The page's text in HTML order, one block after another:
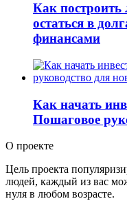
Как
остаться в
финансами
Как начать
Пошаговое
О проекте
Цель проекта
людей, каждый из вас
нуля в любом возрасте.